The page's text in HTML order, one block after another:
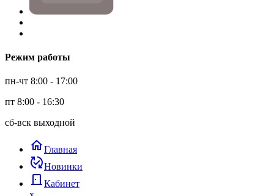
Режим работы
пн-чт 8:00 - 17:00
пт 8:00 - 16:30
сб-вск выходной
homeГлавная
published_with_changesНовинки
door_back Кабинет